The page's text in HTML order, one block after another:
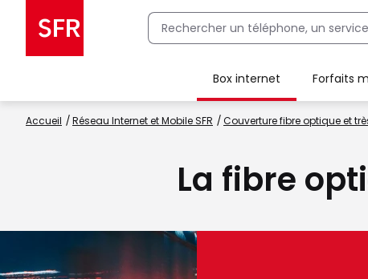
Box internet Forfaits
Accueil Réseau Internet et Mobile SFR Couverture fibre optique et
La fibre